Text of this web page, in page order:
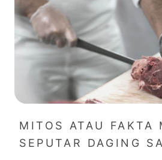
MITOS ATAU FAKTA
SEPUTAR DAGING